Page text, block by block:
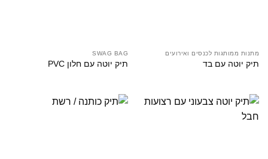
מתנות ממותגות לכנסים ואירועים
תיק יוטה עם בד
SWAG BAG
תיק יוטה עם חלון PVC